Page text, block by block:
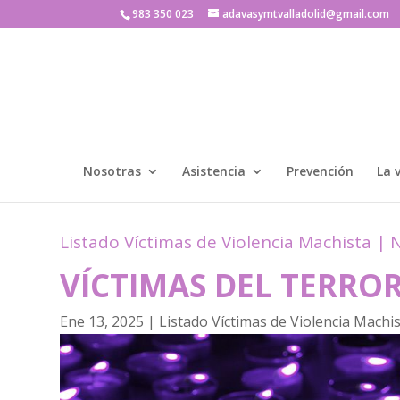
983 350 023 adavasymtvalladolid@gmail.com
Nosotras Asistencia Prevención La
Listado Víctimas de Violencia Machista |
VÍCTIMAS DEL
Ene 13, 2025 | Listado Víctimas de Violencia